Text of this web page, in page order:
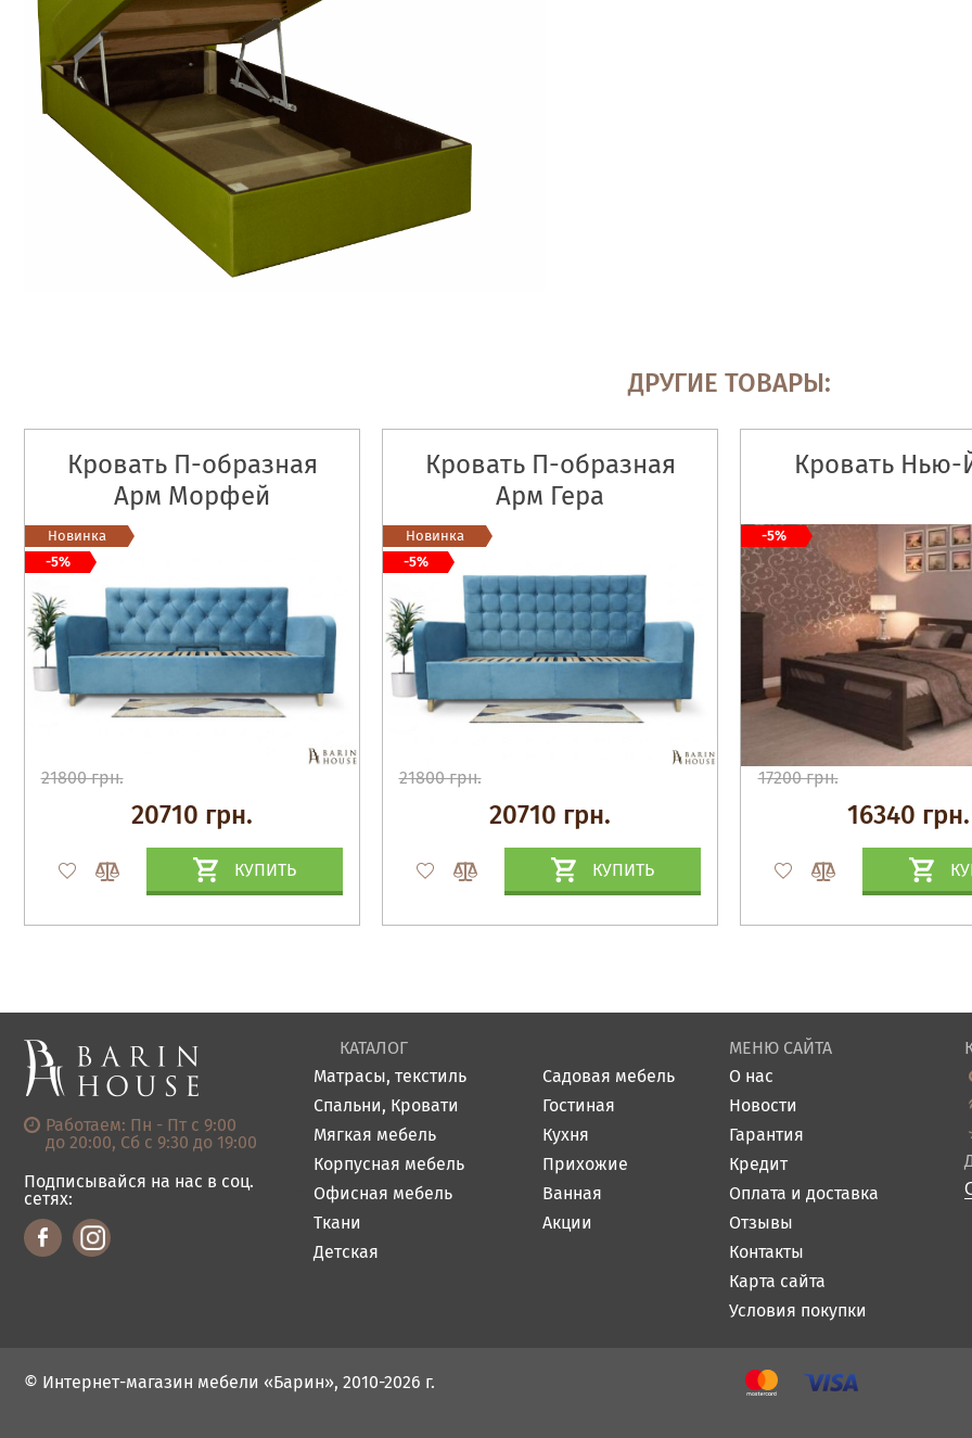
ДРУГИЕ ТОВАРЫ:
Кровать П-образная
Арм Морфей
21800 грн.
20710 грн.
КУПИТЬ
Новинка
-5%
Кровать П-образная
Арм Гера
21800 грн.
20710 грн.
КУПИТЬ
Новинка
-5%
Кровать Нью-
17200 грн.
16340 грн.
-5%
Работаем: Пн - Пт с 9:00
до 20:00, Сб с 9:30 до 19:00
Подписывайся на нас в соц.
сетях:
КАТАЛОГ
Матрасы, текстиль
Спальни, Кровати
Мягкая мебель
Корпусная мебель
Офисная мебель
Ткани
Детская
Садовая мебель
Гостиная
Кухня
Прихожие
Ванная
Акции
МЕНЮ САЙТА
О нас
Новости
Гарантия
Кредит
Оплата и доставка
Отзывы
Контакты
Карта сайта
Условия покупки
© Интернет-магазин мебели «Барин», 2010-2026 г.